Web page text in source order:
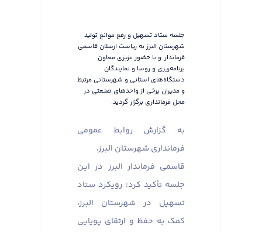
جلسه ستاد تسهیل و رفع موانع تولید
شهرستان البرز به ریاست ارسلان قاسمی
فرماندار و با حضور عزیزی معاون
برنامه‌ریزی و روسا و نمایندگان
دستگاه‌های استانی و شهرستانی مرتبط
و مدیران برخی از واحدهای صنعتی در
محل فرمانداری برگزار گردید.
به گزارش روابط عمومی
فرمانداری شهرستان البرز،
قاسمی فرماندار البرز در این
جلسه تأکید کرد: رویکرد ستاد
تسهیل در شهرستان البرز،
کمک به حفظ و ارتقای پویایی